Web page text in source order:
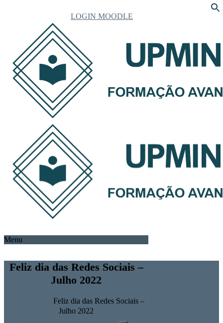
LOGIN MOODLE
Menu
Feliz dia das Redes Sociais –
Julho 2022
Feliz dia das Redes Sociais –
Julho 2022